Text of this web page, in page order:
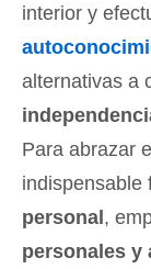
interior y
alternativas a
Para abrazar
indispensable
personal,
personales y